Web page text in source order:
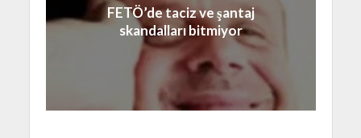
FETÖ’de taciz ve şantaj
skandalları bitmiyor